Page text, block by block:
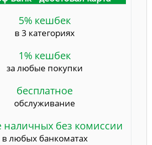
5% кешбек
в 3 категориях
1% кешбек
за любые покупки
бесплатное
обслуживание
наличных без комиссии
в любых банкоматах